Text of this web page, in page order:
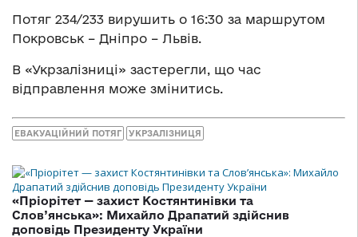
Потяг 234/233 вирушить о 16:30 за маршрутом
Покровськ – Дніпро – Львів.
В «Укрзалізниці» застерегли, що час
відправлення може змінитись.
ЕВАКУАЦІЙНИЙ ПОТЯГ УКРЗАЛІЗНИЦЯ
«Пріорітет — захист Костянтинівки та
Слов’янська»: Михайло Драпатий здійснив
доповідь Президенту України